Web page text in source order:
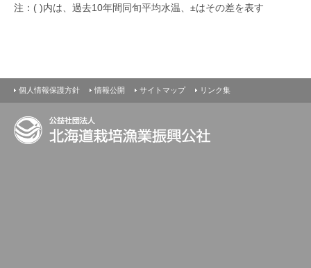
注：( )内は、過去10年間同旬平均水温、±はその差を表す
個人情報保護方針 情報公開 サイトマップ リンク集